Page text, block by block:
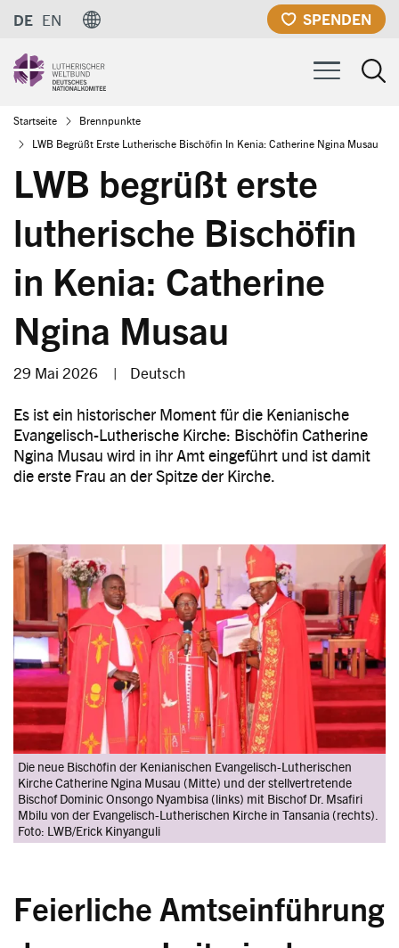
Direkt
zum
Inhalt
DE EN SPENDEN
Pfadnavigation
Startseite
Brennpunkte
LWB Begrüßt Erste Lutherische Bischöfin In Kenia: Catherine Ngina Musau
LWB begrüßt erste
lutherische Bischöfin
in Kenia: Catherine
Ngina Musau
29 Mai 2026 | Deutsch
Es ist ein historischer Moment für die Kenianische
Evangelisch-Lutherische Kirche: Bischöfin Catherine
Ngina Musau wird in ihr Amt eingeführt und ist damit
die erste Frau an der Spitze der Kirche.
Image
Die neue Bischöfin der Kenianischen Evangelisch-Lutherischen
Kirche Catherine Ngina Musau (Mitte) und der stellvertretende
Bischof Dominic Onsongo Nyambisa (links) mit Bischof Dr. Msafiri
Mbilu von der Evangelisch-Lutherischen Kirche in Tansania (rechts).
Foto: LWB/Erick Kinyanguli
Feierliche Amtseinführung